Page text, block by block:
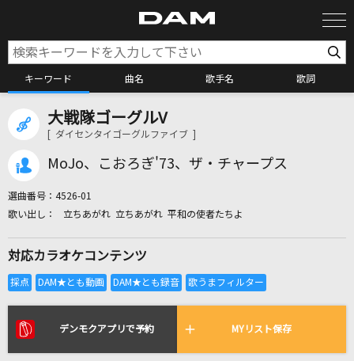
キーワード 曲名 歌手名 歌詞
カラオケ検索
全国りれき
リアルタイムで歌われている曲の一覧
大戦隊ゴーグルV
[ ダイセンタイゴーグルファイブ ]
MoJo、こおろぎ'73、ザ・チャープス
選曲番号： 4526-01
立ちあがれ 立ちあがれ 平和の使者たちよ
対応カラオケコンテンツ
デンモクアプリで予約 MYリスト保存